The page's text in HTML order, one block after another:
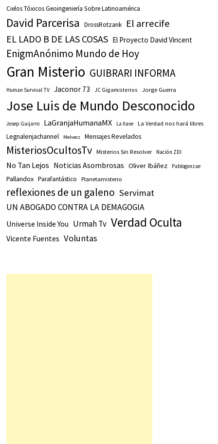
Cielos Tóxicos Geoingeniería Sobre Latinoamérica
David Parcerisa DrossRotzank El arrecife
EL LADO B DE LAS COSAS El Proyecto David Vincent
EnigmAnónimo Mundo de Hoy
Gran Misterio GUIBRARI INFORMA
Human Survival TV Jaconor 73 JC Gigamisterios Jorge Guerra
Jose Luis de Mundo Desconocido
Josep Guijarro LaGranjaHumanaMX La llave La Verdad nos hará libres
Legnalenjachannel Melvecs Mensajes Revelados
MisteriosOcultosTv Misterios Sin Resolver Nación ZDI
No Tan Lejos Noticias Asombrosas Oliver Ibáñez Pablogonzae
Pallandox Parafantástico Planetamisterio
reflexiones de un galeno Servimat
UN ABOGADO CONTRA LA DEMAGOGIA
Universe Inside You Urmah Tv Verdad Oculta
Vicente Fuentes Voluntas